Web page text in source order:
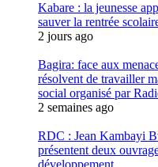
Kabare : la jeunesse
sauver la rentrée
2 jours ago
Bagira: face aux
résolvent de travailler
social organisé par
2 semaines ago
RDC : Jean Kambayi
présentent deux
développement